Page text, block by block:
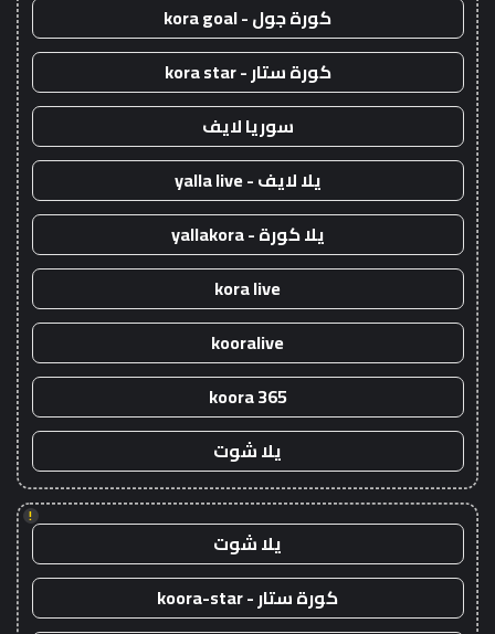
كورة جول - kora goal
كورة ستار - kora star
سوريا لايف
يلا لايف - yalla live
يلا كورة - yallakora
kora live
kooralive
koora 365
يلا شوت
!
يلا شوت
كورة ستار - koora-star